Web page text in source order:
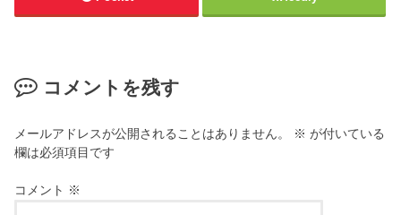
コメントを残す
メールアドレスが公開されることはありません。 ※ が付いている
欄は必須項目です
コメント ※